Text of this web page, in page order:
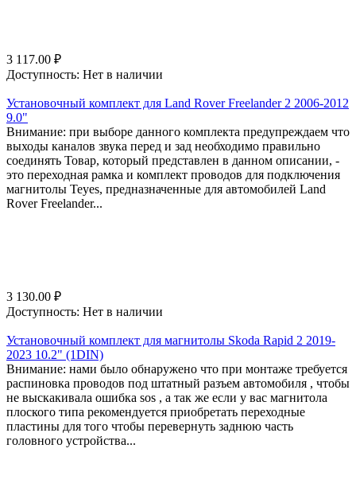
3 117.00 ₽
Доступность: Нет в наличии
Установочный комплект для Land Rover Freelander 2 2006-2012
9.0"
Внимание: при выборе данного комплекта предупреждаем что
выходы каналов звука перед и зад необходимо правильно
соединять Товар, который представлен в данном описании, -
это переходная рамка и комплект проводов для подключения
магнитолы Teyes, предназначенные для автомобилей Land
Rover Freelander...
3 130.00 ₽
Доступность: Нет в наличии
Установочный комплект для магнитолы Skoda Rapid 2 2019-
2023 10.2" (1DIN)
Внимание: нами было обнаружено что при монтаже требуется
распиновка проводов под штатный разъем автомобиля , чтобы
не выскакивала ошибка sos , а так же если у вас магнитола
плоского типа рекомендуется приобретать переходные
пластины для того чтобы перевернуть заднюю часть
головного устройства...